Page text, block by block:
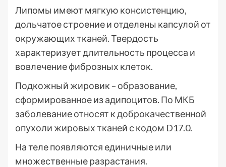
Липомы имеют мягкую консистенцию,
дольчатое строение и отделены капсулой от
окружающих тканей. Твердость
характеризует длительность процесса и
вовлечение фиброзных клеток.
Подкожный жировик – образование,
сформированное из адипоцитов. По МКБ
заболевание относят к доброкачественной
опухоли жировых тканей с кодом D17.0.
На теле появляются единичные или
множественные разрастания.